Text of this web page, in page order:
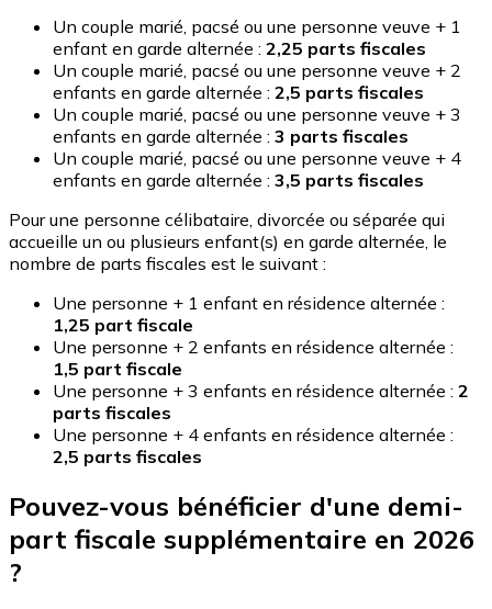
Un couple marié, pacsé ou une personne veuve + 1
enfant en garde alternée : 2,25 parts fiscales
Un couple marié, pacsé ou une personne veuve + 2
enfants en garde alternée : 2,5 parts fiscales
Un couple marié, pacsé ou une personne veuve + 3
enfants en garde alternée : 3 parts fiscales
Un couple marié, pacsé ou une personne veuve + 4
enfants en garde alternée : 3,5 parts fiscales
Pour une personne célibataire, divorcée ou séparée qui
accueille un ou plusieurs enfant(s) en garde alternée, le
nombre de parts fiscales est le suivant :
Une personne + 1 enfant en résidence alternée :
1,25 part fiscale
Une personne + 2 enfants en résidence alternée :
1,5 part fiscale
Une personne + 3 enfants en résidence alternée : 2
parts fiscales
Une personne + 4 enfants en résidence alternée :
2,5 parts fiscales
Pouvez-vous bénéficier d'une demi-
part fiscale supplémentaire en 2026
?